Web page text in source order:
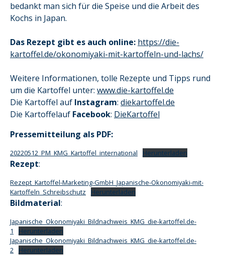
bedankt man sich für die Speise und die Arbeit des
Kochs in Japan.
Das Rezept gibt es auch online: https://die-
kartoffel.de/okonomiyaki-mit-kartoffeln-und-lachs/
Weitere Informationen, tolle Rezepte und Tipps rund
um die Kartoffel unter: www.die-kartoffel.de
Die Kartoffel auf Instagram: diekartoffel.de
Die Kartoffelauf Facebook: DieKartoffel
Pressemitteilung als PDF:
20220512_PM_KMG_Kartoffel_international Herunterladen
Rezept:
Rezept_Kartoffel-Marketing-GmbH_Japanische-Okonomiyaki-mit-
Kartoffeln_Schreibschutz
Herunterladen
Bildmaterial:
Japanische_Okonomiyaki_Bildnachweis_KMG_die-kartoffel.de-
1
Herunterladen
Japanische_Okonomiyaki_Bildnachweis_KMG_die-kartoffel.de-
2
Herunterladen